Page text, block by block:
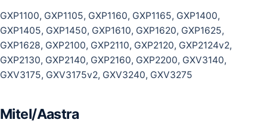
GXP1100, GXP1105, GXP1160, GXP1165, GXP1400,
GXP1405, GXP1450, GXP1610, GXP1620, GXP1625,
GXP1628, GXP2100, GXP2110, GXP2120, GXP2124v2,
GXP2130, GXP2140, GXP2160, GXP2200, GXV3140,
GXV3175, GXV3175v2, GXV3240, GXV3275
Mitel/Aastra